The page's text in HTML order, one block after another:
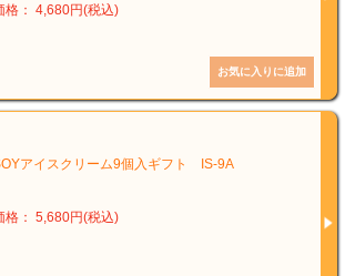
格： 4,680円(税込)
アイスクリーム9個入ギフト IS-9A
格： 5,680円(税込)